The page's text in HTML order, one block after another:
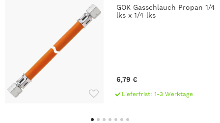
GOK Gasschlauch Propan 1/4
lks x 1/4 lks
6,79 €
Lieferfrist: 1-3 Werktage